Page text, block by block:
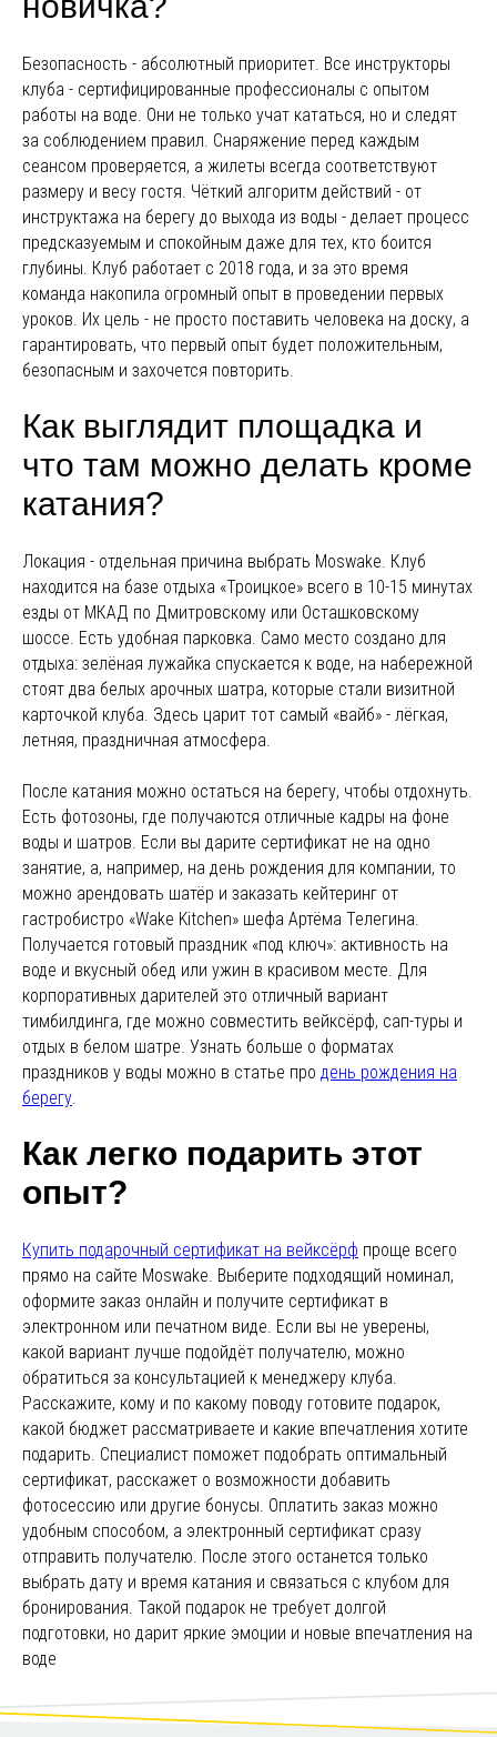
Безопасность - абсолютный приоритет. Все инструкторы
клуба - сертифицированные профессионалы с опытом
работы на воде. Они не только учат кататься, но и следят
за соблюдением правил. Снаряжение перед каждым
сеансом проверяется, а жилеты всегда соответствуют
размеру и весу гостя. Чёткий алгоритм действий - от
инструктажа на берегу до выхода из воды - делает процесс
предсказуемым и спокойным даже для тех, кто боится
глубины. Клуб работает с 2018 года, и за это время
команда накопила огромный опыт в проведении первых
уроков. Их цель - не просто поставить человека на доску, а
гарантировать, что первый опыт будет положительным,
безопасным и захочется повторить.
Как выглядит площадка и
что там можно делать кроме
катания?
Локация - отдельная причина выбрать Moswake. Клуб
находится на базе отдыха «Троицкое» всего в 10-15 минутах
езды от МКАД по Дмитровскому или Осташковскому
шоссе. Есть удобная парковка. Само место создано для
отдыха: зелёная лужайка спускается к воде, на набережной
стоят два белых арочных шатра, которые стали визитной
карточкой клуба. Здесь царит тот самый «вайб» - лёгкая,
летняя, праздничная атмосфера.
После катания можно остаться на берегу, чтобы отдохнуть.
Есть фотозоны, где получаются отличные кадры на фоне
воды и шатров. Если вы дарите сертификат не на одно
занятие, а, например, на день рождения для компании, то
можно арендовать шатёр и заказать кейтеринг от
гастробистро «Wake Kitchen» шефа Артёма Телегина.
Получается готовый праздник «под ключ»: активность на
воде и вкусный обед или ужин в красивом месте. Для
корпоративных дарителей это отличный вариант
тимбилдинга, где можно совместить вейксёрф, сап-туры и
отдых в белом шатре. Узнать больше о форматах
праздников у воды можно в статье про день рождения на
берегу
Как легко подарить этот
опыт?
Купить подарочный сертификат на вейксёрф проще всего
прямо на сайте Moswake. Выберите подходящий номинал,
оформите заказ онлайн и получите сертификат в
электронном или печатном виде. Если вы не уверены,
какой вариант лучше подойдёт получателю, можно
обратиться за консультацией к менеджеру клуба.
Расскажите, кому и по какому поводу готовите подарок,
какой бюджет рассматриваете и какие впечатления хотите
подарить. Специалист поможет подобрать оптимальный
сертификат, расскажет о возможности добавить
фотосессию или другие бонусы. Оплатить заказ можно
удобным способом, а электронный сертификат сразу
отправить получателю. После этого останется только
выбрать дату и время катания и связаться с клубом для
бронирования. Такой подарок не требует долгой
подготовки, но дарит яркие эмоции и новые впечатления на
воде